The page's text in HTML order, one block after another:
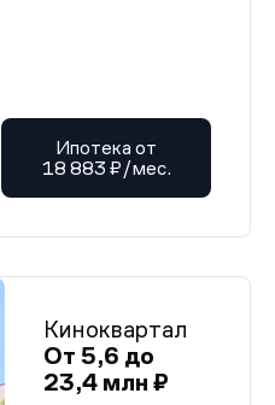
Ипотека от
18 883 ₽/мес.
Киноквартал
От 5,6 до
23,4 млн ₽